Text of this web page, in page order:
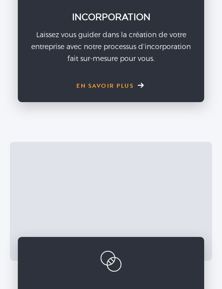
INCORPORATION
Laissez vous guider dans la création de votre
entreprise avec notre processus d’incorporation
fait sur-mesure pour vous.
EN SAVOIR PLUS